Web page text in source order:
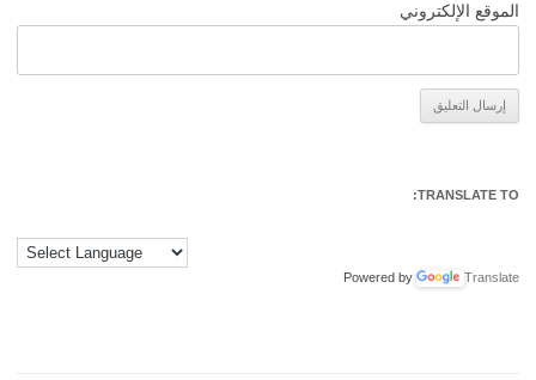
الموقع الإلكتروني
TRANSLATE TO:
Powered by Translate